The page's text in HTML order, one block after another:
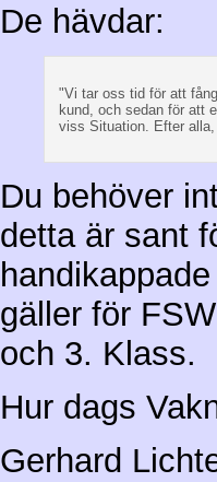
De hävdar:
"Vi tar oss tid för att
kund, och sedan för att
viss Situation. Efter
Du behöver
detta är sant
gäller för
och 3. Klass.
Hur dags
Gerhard